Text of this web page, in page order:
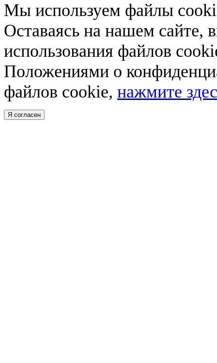
Мы используем файлы
Оставаясь на нашем сайте,
использования файлов
Положениями о
файлов cookie, нажмите
Я согласен